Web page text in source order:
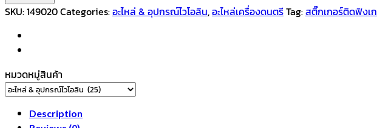
โน๊ต
ขนาด
1/2
quantity
SKU:149020Categories:อะไหล่ & อุปกรณ์ไวโอลิน,อะไหล่เครื่องดนตรีTag:สติ๊กเกอร์ติดฟิงเ
หมวดหมู่สินค้า
Description